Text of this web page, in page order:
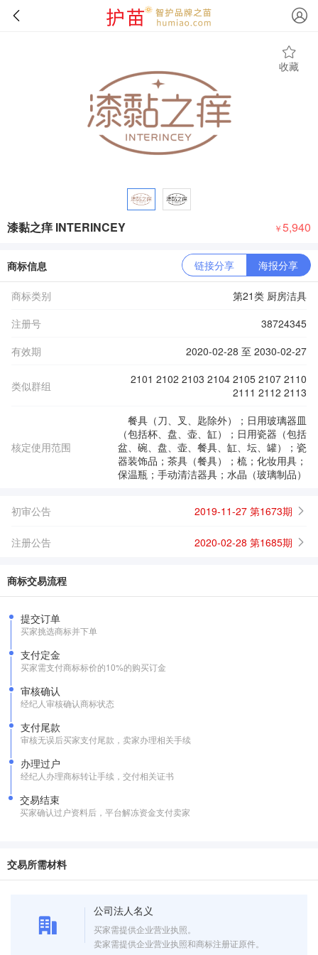
收藏
漆黏之痒 INTERINCEY ￥5,940
商标信息 链接分享 海报分享
商标类别
第21类 厨房洁具
注册号
38724345
有效期
2020-02-28 至 2030-02-27
类似群组
2101 2102 2103 2104 2105 2107 2110
2111 2112 2113
核定使用范围
餐具（刀、叉、匙除外）；日用玻璃器皿
（包括杯、盘、壶、缸）；日用瓷器（包括
盆、碗、盘、壶、餐具、缸、坛、罐）；瓷
器装饰品；茶具（餐具）；梳；化妆用具；
保温瓶；手动清洁器具；水晶（玻璃制品）
初审公告 2019-11-27 第1673期
注册公告 2020-02-28 第1685期
商标交易流程
提交订单
买家挑选商标并下单
支付定金
买家需支付商标标价的10%的购买订金
审核确认
经纪人审核确认商标状态
支付尾款
审核无误后买家支付尾款，卖家办理相关手续
办理过户
经纪人办理商标转让手续，交付相关证书
交易结束
买家确认过户资料后，平台解冻资金支付卖家
交易所需材料
公司法人名义
买家需提供企业营业执照。
卖家需提供企业营业执照和商标注册证原件。